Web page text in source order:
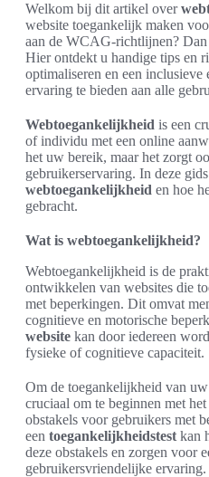
Welkom bij dit artikel over
website toegankelijk maken
aan de WCAG-richtlijnen? Dan
Hier ontdekt u handige tips en
optimaliseren en een
ervaring te bieden aan alle
Webtoegankelijkheid is een
of individu met een online
het uw bereik, maar het zorgt
gebruikerservaring. In deze
webtoegankelijkheid en hoe
gebracht.
Wat is webtoegankelijkheid?
Webtoegankelijkheid is de
ontwikkelen van websites die
met beperkingen. Dit omvat
cognitieve en motorische
website kan door iedereen
fysieke of cognitieve capaciteit.
Om de toegankelijkheid van
cruciaal om te beginnen met
obstakels voor gebruikers met
een toegankelijkheidstest kan
deze obstakels en zorgen voor
gebruikersvriendelijke ervaring.